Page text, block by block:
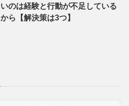
いのは経験と行動が不足している
から【解決策は3つ】